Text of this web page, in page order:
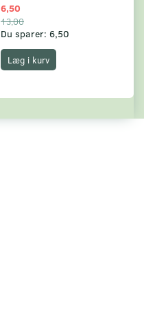
6,50
13,00
Du sparer: 6,50
Læg i kurv